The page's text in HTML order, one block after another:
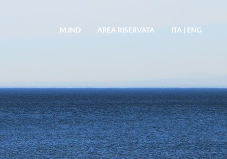
M.IND AREA RISERVATA ITA | ENG